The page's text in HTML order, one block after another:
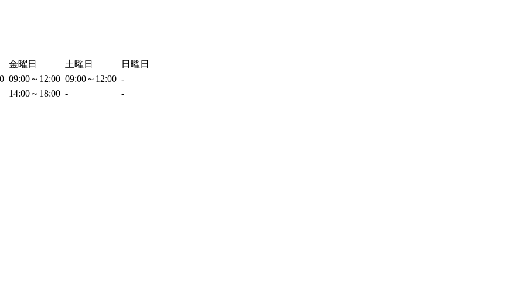
金曜日 土曜日
日曜日
09:00～12:00 09:00～12:00 -
14:00～18:00 - -